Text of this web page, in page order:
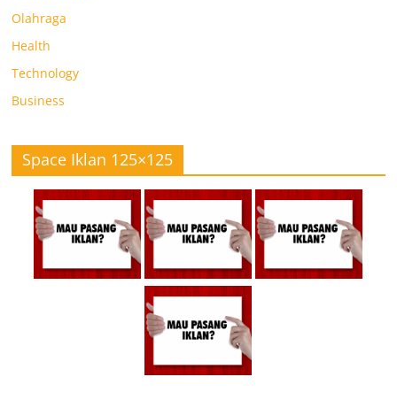
Olahraga
Health
Technology
Business
Space Iklan 125×125